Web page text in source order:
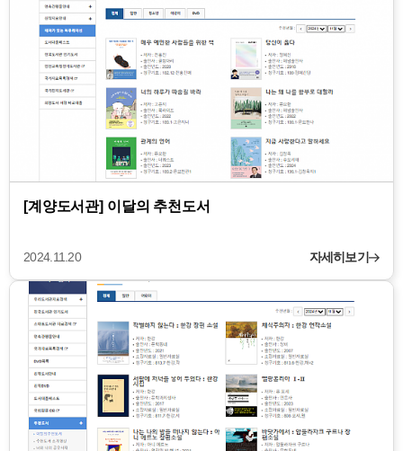
[계양도서관] 이달의 추천도서
2024.11.20 자세히보기